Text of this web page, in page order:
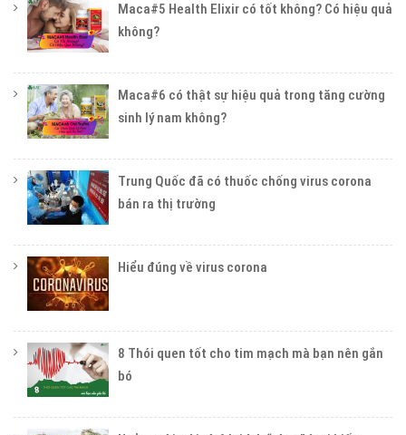
Maca#5 Health Elixir có tốt không? Có hiệu quả
không?
Maca#6 có thật sự hiệu quả trong tăng cường
sinh lý nam không?
Trung Quốc đã có thuốc chống virus corona
bán ra thị trường
Hiểu đúng về virus corona
8 Thói quen tốt cho tim mạch mà bạn nên gắn
bó